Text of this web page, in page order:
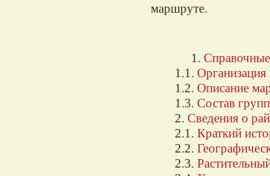
маршруте.
1.
1.1. Организация
1.2. Описание
1.3. Состав
2. Сведения о
2.1. Краткий
2.2.
2.3.